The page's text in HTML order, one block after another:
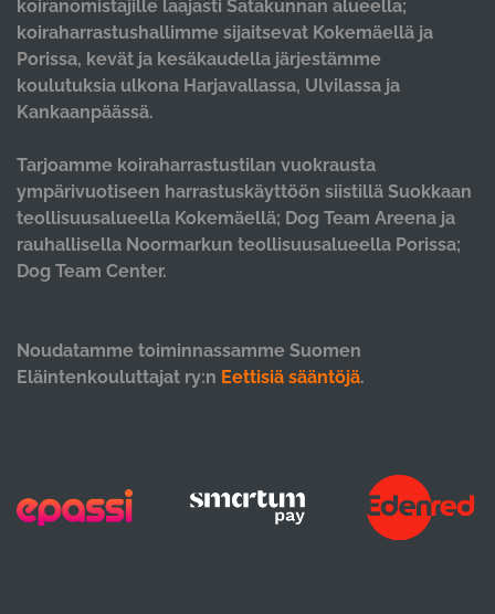
koiranomistajille laajasti Satakunnan alueella;
koiraharrastushallimme sijaitsevat Kokemäellä ja
Porissa, kevät ja kesäkaudella järjestämme
koulutuksia ulkona Harjavallassa, Ulvilassa ja
Kankaanpäässä.
Tarjoamme koiraharrastustilan vuokrausta
ympärivuotiseen harrastuskäyttöön siistillä Suokkaan
teollisuusalueella Kokemäellä; Dog Team Areena ja
rauhallisella Noormarkun teollisuusalueella Porissa;
Dog Team Center.
Noudatamme toiminnassamme Suomen
Eläintenkouluttajat ry:n Eettisiä sääntöjä.